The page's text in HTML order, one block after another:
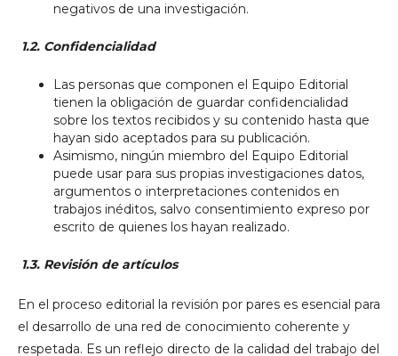
negativos de una investigación.
1.2. Confidencialidad
Las personas que componen el Equipo Editorial
tienen la obligación de guardar confidencialidad
sobre los textos recibidos y su contenido hasta que
hayan sido aceptados para su publicación.
Asimismo, ningún miembro del Equipo Editorial
puede usar para sus propias investigaciones datos,
argumentos o interpretaciones contenidos en
trabajos inéditos, salvo consentimiento expreso por
escrito de quienes los hayan realizado.
1.3. Revisión de artículos
En el proceso editorial la revisión por pares es esencial para
el desarrollo de una red de conocimiento coherente y
respetada. Es un reflejo directo de la calidad del trabajo del